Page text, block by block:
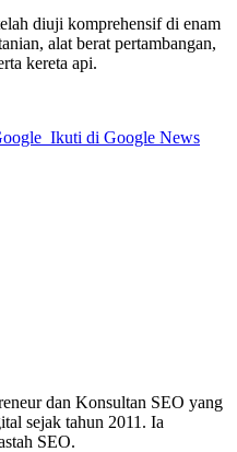
diuji komprehensif di enam
alat berat pertambangan,
kereta api.
Ikuti di Google News
dan Konsultan SEO yang
sejak tahun 2011. Ia
SEO.